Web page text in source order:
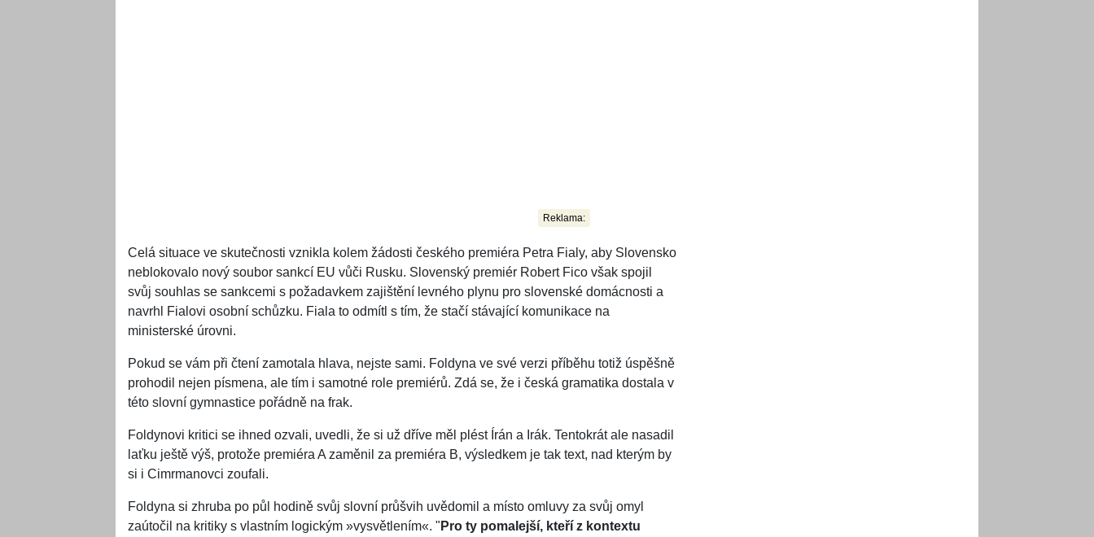
Reklama:
Celá situace ve skutečnosti vznikla kolem žádosti českého premiéra Petra Fialy, aby Slovensko
neblokovalo nový soubor sankcí EU vůči Rusku. Slovenský premiér Robert Fico však spojil
svůj souhlas se sankcemi s požadavkem zajištění levného plynu pro slovenské domácnosti a
navrhl Fialovi osobní schůzku. Fiala to odmítl s tím, že stačí stávající komunikace na
ministerské úrovni.
Pokud se vám při čtení zamotala hlava, nejste sami. Foldyna ve své verzi příběhu totiž úspěšně
prohodil nejen písmena, ale tím i samotné role premiérů. Zdá se, že i česká gramatika dostala v
této slovní gymnastice pořádně na frak.
Foldynovi kritici se ihned ozvali, uvedli, že si už dříve měl plést Írán a Irák. Tentokrát ale nasadil
laťku ještě výš, protože premiéra A zaměnil za premiéra B, výsledkem je tak text, nad kterým by
si i Cimrmanovci zoufali.
Foldyna si zhruba po půl hodině svůj slovní průšvih uvědomil a místo omluvy za svůj omyl
zaútočil na kritiky s vlastním logickým »vysvětlením«. " Pro ty pomalejší, kteří z kontextu